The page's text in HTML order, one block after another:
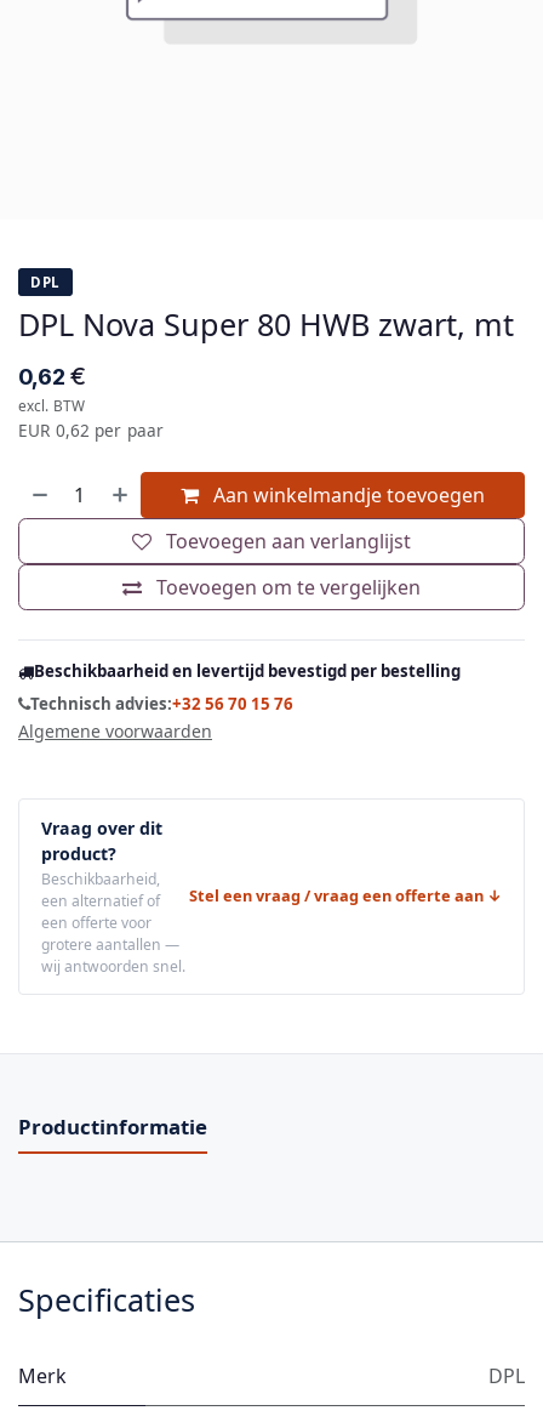
DPL
DPL Nova Super 80 HWB zwart, mt
0,62 €
excl. BTW
EUR 0,62 per paar
Aan winkelmandje toevoegen
Toevoegen om te vergelijken
Toevoegen aan verlanglijst
Beschikbaarheid en levertijd bevestigd per bestelling
Technisch advies:+32 56 70 15 76
Algemene voorwaarden
Vraag over dit
product?
Beschikbaarheid,
een alternatief of
een offerte voor
grotere aantallen —
wij antwoorden snel.
Stel een vraag / vraag een offerte aan ↓
Productinformatie
Specificaties
Merk DPL